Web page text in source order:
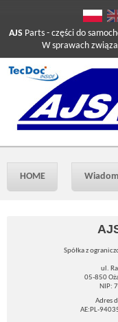
AJS Parts - części do
W sprawach
HOME
Spółka z
ul.
05-850
NIP:
Adres
AE:PL-